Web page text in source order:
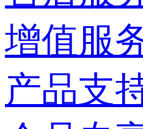
增值服
产品支